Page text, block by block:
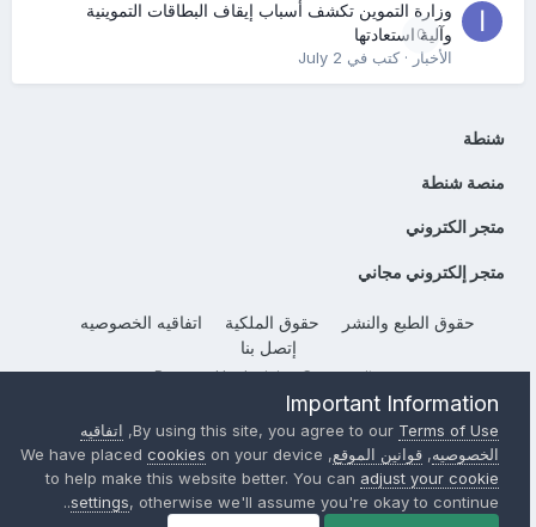
0
وزارة التموين تكشف أسباب إيقاف البطاقات التموينية
وآلية استعادتها
الأخبار· كتب في July 2
شنطة
منصة شنطة
متجر الكتروني
متجر إلكتروني مجاني
حقوق الطبع والنشر حقوق الملكية
اتفاقيه الخصوصيه
إتصل بنا
Powered by Invision Community
Important Information
By using this site, you agree to ourTerms of Use
, اتفاقيه
الخصوصيه, قوانين الموقع, We have placed
cookies on your device
to help make this website better. You canadjust your cookie
settings , otherwise we'll assume you're okay to continue..